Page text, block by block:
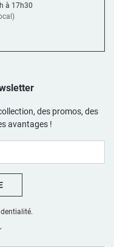
des promos, des
avantages !
à 17h30